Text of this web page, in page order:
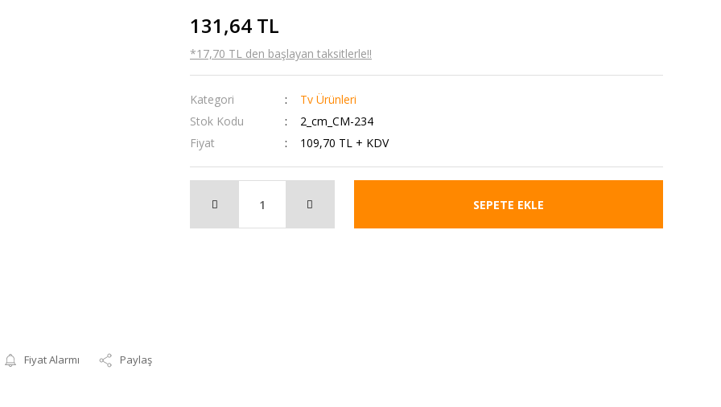
Fiyat Alarmı Paylaş
131,64 TL
*17,70 TL den başlayan taksitlerle!!
Kategori
Tv Ürünleri
Stok Kodu
2_cm_CM-234
Fiyat
109,70 TL + KDV
SEPETE EKLE